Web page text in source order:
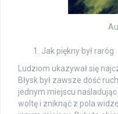
Jak piękny był raróg
Ludziom ukazywał się
Błysk był zawsze dość
jednym miejscu
woltę i zniknąć z pola